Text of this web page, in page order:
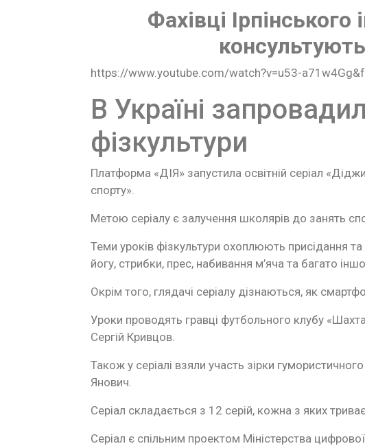
Фахівці
https://www.youtube.com/watch?v=u53-
В Україні
фізкультури
Платформа «ДІЯ» запустила освітній серіал
спорту».
Метою серіалу є залучення школярів до занять
Теми уроків фізкультури охоплюють присідання
йогу, стрибки, прес, набивання м’яча та багато
Окрім того, глядачі серіалу дізнаються, як
Уроки проводять гравці футбольного клубу
Сергій Кривцов.
Також у серіалі взяли участь зірки
Янович.
Серіал складається з 12 серій, кожна з яких
Серіал є спільним проектом Міністерства